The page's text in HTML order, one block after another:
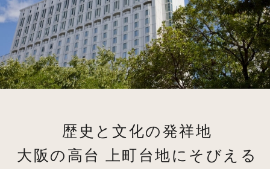
歴史と文化の発祥地
大阪の高台 上町台地にそびえる